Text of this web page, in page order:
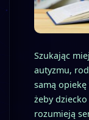
Szukając
autyzmu,
samą
żeby
rozumieją